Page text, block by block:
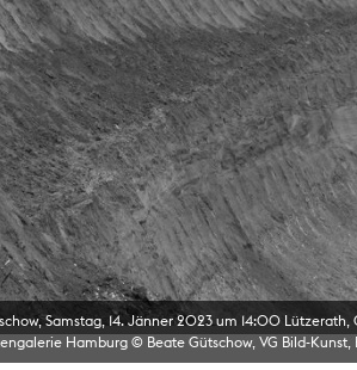
Samstag, 14. Jänner 2023 um 14:00 Lützerath,
Hamburg © Beate Gütschow, VG Bild-Kunst,
/ Sculpture
Storytelling
Performance
Art / Global South
Studies
Context of Media
Studies
Aesthetics
+ Facilities
studio
Fotgrafie
room
technology
Lab
studios